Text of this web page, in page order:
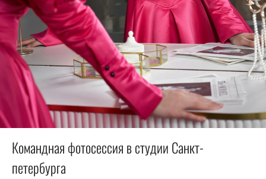
Командная фотосессия в студии Санкт-
петербурга